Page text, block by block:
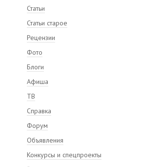
Статьи
Статьи старое
Рецензии
Фото
Блоги
Афиша
ТВ
Справка
Форум
Объявления
Конкурсы и спецпроекты